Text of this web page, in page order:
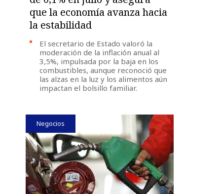
que la economía avanza hacia
la estabilidad
El secretario de Estado valoró la
moderación de la inflación anual al
3,5%, impulsada por la baja en los
combustibles, aunque reconoció que
las alzas en la luz y los alimentos aún
impactan el bolsillo familiar.
Negocios